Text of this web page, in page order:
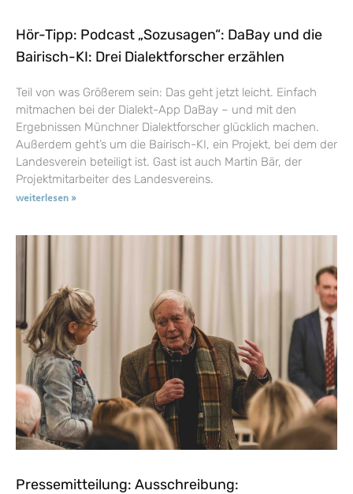
Hör-Tipp: Podcast „Sozusagen“: DaBay und die
Bairisch-KI: Drei Dialektforscher erzählen
Teil von was Größerem sein: Das geht jetzt leicht. Einfach
mitmachen bei der Dialekt-App DaBay – und mit den
Ergebnissen Münchner Dialektforscher glücklich machen.
Außerdem geht’s um die Bairisch-KI, ein Projekt, bei dem der
Landesverein beteiligt ist. Gast ist auch Martin Bär, der
Projektmitarbeiter des Landesvereins.
weiterlesen »
Pressemitteilung: Ausschreibung: